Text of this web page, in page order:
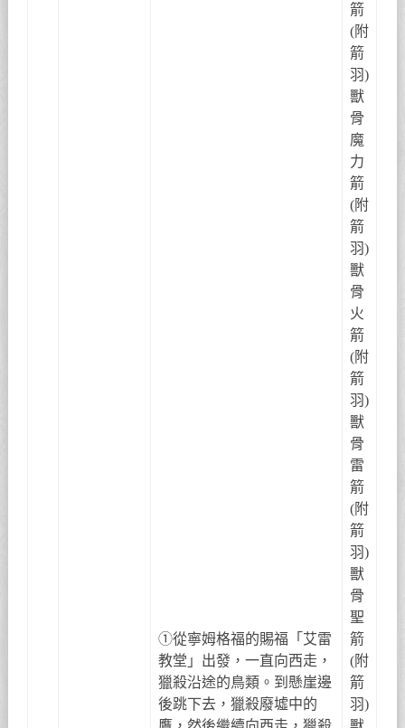
①從寧姆格福的賜福「艾雷
教堂」出發，一直向西走，
獵殺沿途的鳥類。到懸崖邊
後跳下去，獵殺廢墟中的
箭
(附
箭
羽)
獸
骨
魔
力
箭
(附
箭
羽)
獸
骨
火
箭
(附
箭
羽)
獸
骨
雷
箭
(附
箭
羽)
獸
骨
聖
箭
(附
箭
羽)